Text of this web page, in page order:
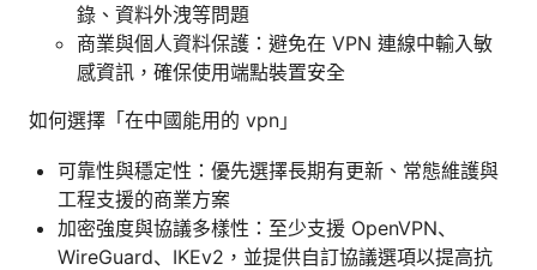
錄、資料外洩等問題
商業與個人資料保護：避免在 VPN 連線中輸入敏
感資訊，確保使用端點裝置安全
如何選擇「在中國能用的 vpn」
可靠性與穩定性：優先選擇長期有更新、常態維護與
工程支援的商業方案
加密強度與協議多樣性：至少支援 OpenVPN、
WireGuard、IKEv2，並提供自訂協議選項以提高抗